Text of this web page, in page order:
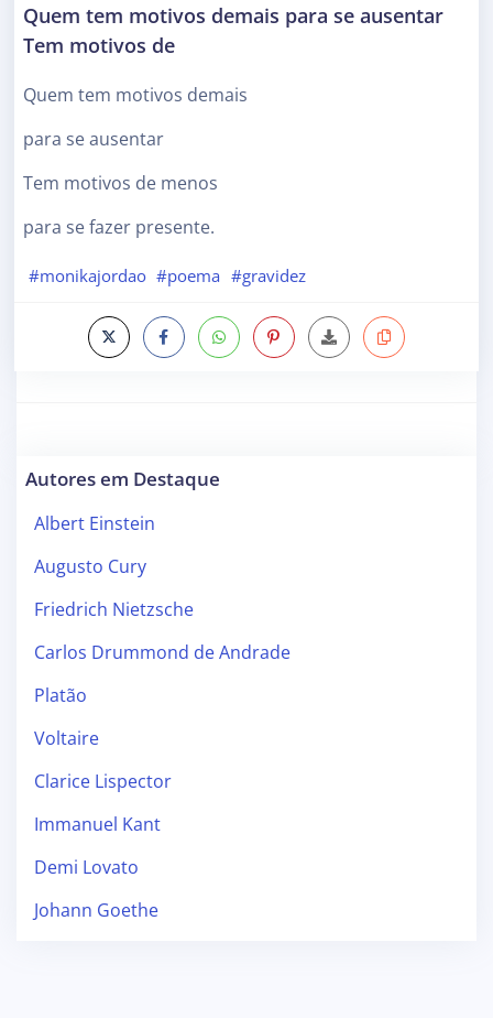
Quem tem motivos demais para se ausentar
Tem motivos de
Quem tem motivos demais
para se ausentar
Tem motivos de menos
para se fazer presente.
#monikajordao #poema #gravidez
Autores em Destaque
Albert Einstein
Augusto Cury
Friedrich Nietzsche
Carlos Drummond de Andrade
Platão
Voltaire
Clarice Lispector
Immanuel Kant
Demi Lovato
Johann Goethe